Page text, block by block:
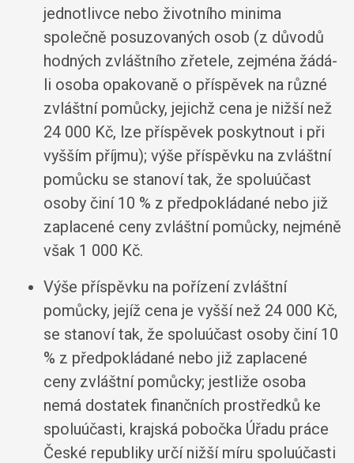
jednotlivce nebo životního minima
společně posuzovaných osob (z důvodů
hodných zvláštního zřetele, zejména žádá-
li osoba opakovaně o příspěvek na různé
zvláštní pomůcky, jejichž cena je nižší než
24 000 Kč, lze příspěvek poskytnout i při
vyšším příjmu); výše příspěvku na zvláštní
pomůcku se stanoví tak, že spoluúčast
osoby činí 10 % z předpokládané nebo již
zaplacené ceny zvláštní pomůcky, nejméně
však 1 000 Kč.
Výše příspěvku na pořízení zvláštní
pomůcky, jejíž cena je vyšší než 24 000 Kč,
se stanoví tak, že spoluúčast osoby činí 10
% z předpokládané nebo již zaplacené
ceny zvláštní pomůcky; jestliže osoba
nemá dostatek finančních prostředků ke
spoluúčasti, krajská pobočka Úřadu práce
České republiky určí nižší míru spoluúčasti